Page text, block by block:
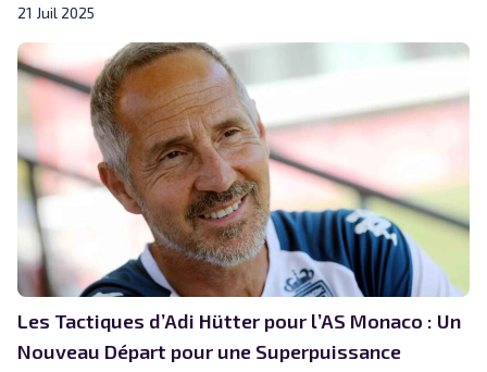
21 Juil 2025
Les Tactiques d’Adi Hütter pour l’AS Monaco : Un
Nouveau Départ pour une Superpuissance